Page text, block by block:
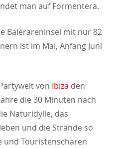
man auf Formentera.
Balerareninsel mit nur 82
ist im Mai, Anfang Juni
von Ibiza den
die 30 Minuten nach
Naturidylle, das
und die Strände so
und Touristenscharen